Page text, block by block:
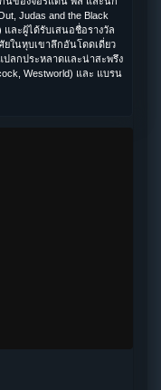
Judas and the Black
และผู้ได้รับเสนอชื่อรางวัล
ยในหุบเขาลึกอันโดดเดี่ยว
ลกประหลาดและน่าสะพรึง
Westworld) และ แบรน